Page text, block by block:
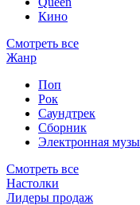
Кино
Смотреть все
Жанр
Поп
Рок
Саундтрек
Сборник
Электронная
Смотреть все
Настолки
Лидеры продаж